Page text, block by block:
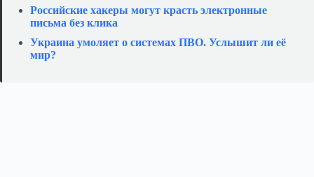
Российские хакеры могут красть электронные
письма без клика
Украина умоляет о системах ПВО. Услышит ли её
мир?